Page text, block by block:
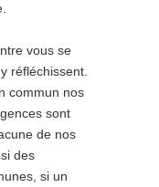
vous se
réfléchissent.
commun nos
sont
de nos
des
si un